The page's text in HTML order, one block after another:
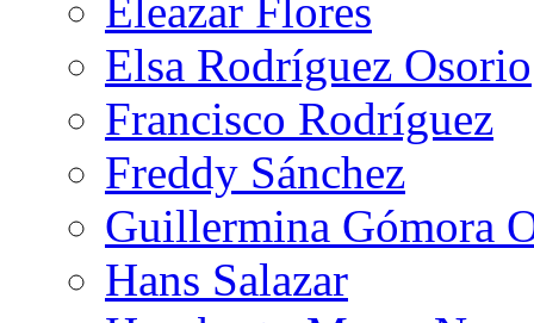
Eleazar Flores
Elsa Rodríguez Osorio
Francisco Rodríguez
Freddy Sánchez
Guillermina Gómora
Hans Salazar